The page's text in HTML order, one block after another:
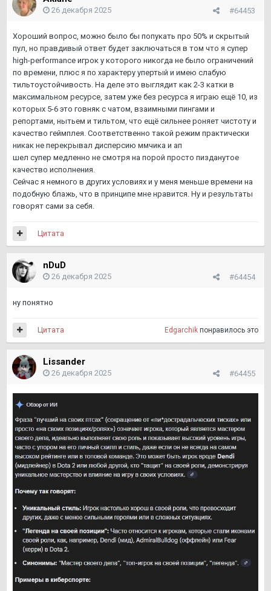
#64453
26 декабря 2025
Хороший вопрос, можно было бы попукать про 50% и скрытый
пул, но правдивый ответ будет заключаться в том что я супер
high-performance игрок у которого никогда не было ограничений
по времени, плюс я по характеру упертый и имею слабую
тильтоустойчивость. На деле это выглядит как 2-3 катки в
максимальном ресурсе, затем уже без ресурса я играю ещё 10, из
которых 5-6 это говняк с чатом, взаимными пингами и
репортами, нытьем и тильтом, что ещё сильнее роняет чистоту и
качество геймплея. Соответственно такой режим практически
никак не перекрывал дисперсию ммчика и ап
шел супер медленно не смотря на порой просто пизданутое
качество исполнения.
Сейчас я немного в других условиях и у меня меньше времени на
подобную блажь, что в принципе мне нравится. Ну и результаты
говорят сами за себя.
Цитата
nDuD
#64454
26 декабря 2025
ну понятно
Edgarchik понравилось это
Цитата
Lissander
#64455
26 декабря 2025